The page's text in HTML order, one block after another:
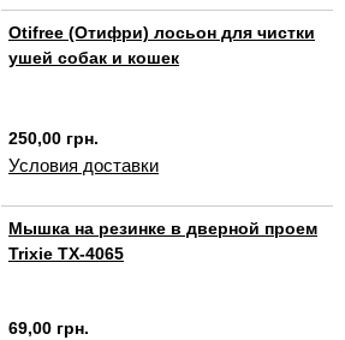
Otifree (Отифри) лосьон для чистки
ушей собак и кошек
250,00 грн.
Условия доставки
Мышка на резинке в дверной проем
Trixie TX-4065
69,00 грн.